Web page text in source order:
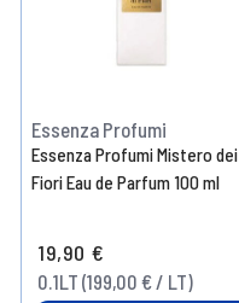
Essenza Profumi
Essenza Profumi Mistero dei
Fiori Eau de Parfum 100 ml
19,90 €
0.1LT (199,00 € / LT)